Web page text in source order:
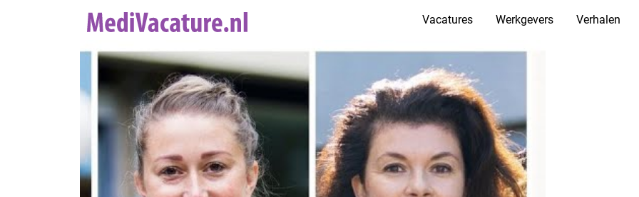
Vacatures Werkgevers Verhalen